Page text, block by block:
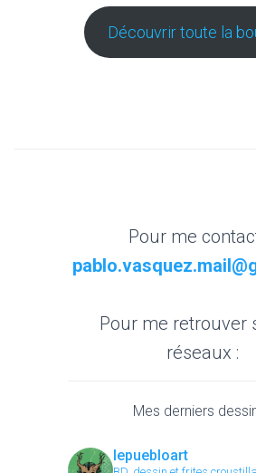
Découvrir toute la
Pour me
Pour me retrouver
réseaux :
Mes derniers
lepuebloart